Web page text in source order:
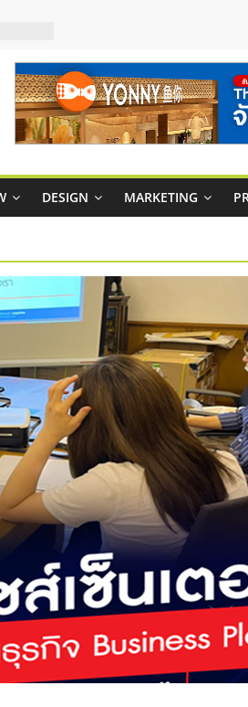
นดี?
อบ
ห้ธุรกิจ
ถานี
DESIGN MARKETING